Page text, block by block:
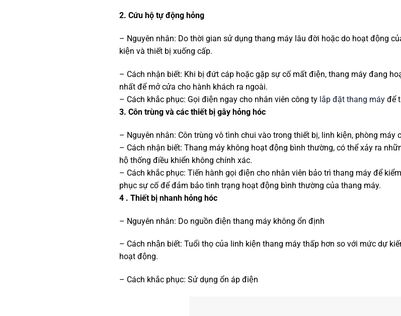
2. Cứu hộ tự động hỏng
– Nguyên nhân: Do thời gian sử dụng thang máy lâu đời hoặc do hoạt động
kiện và thiết bị xuống cấp.
– Cách nhận biết: Khi bị đứt cáp hoặc gặp sự cố mất điện, thang máy đang
nhất để mở cửa cho hành khách ra ngoài.
– Cách khắc phục: Gọi điện ngay cho nhân viên công ty lắp đặt thang máy để
3. Côn trùng và các thiết bị gây hỏng hóc
– Nguyên nhân: Côn trùng vô tình chui vào trong thiết bị, linh kiện, phòng
– Cách nhận biết: Thang máy không hoạt động bình thường, có thể xảy ra
hộ thống điều khiển không chính xác.
– Cách khắc phục: Tiến hành gọi điện cho nhân viên bảo trì thang máy để
phục sự cố để đảm bảo tình trạng hoạt động bình thường của thang máy.
4 . Thiết bị nhanh hỏng hóc
– Nguyên nhân: Do nguồn điện thang máy không ổn định
– Cách nhận biết: Tuổi thọ của linh kiện thang máy thấp hơn so với mức dự
hoạt động.
– Cách khắc phục: Sử dụng ổn áp điện